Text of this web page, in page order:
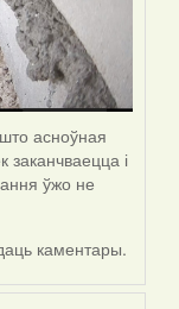
асноўная
заканчваецца і
ўжо не
каментары.